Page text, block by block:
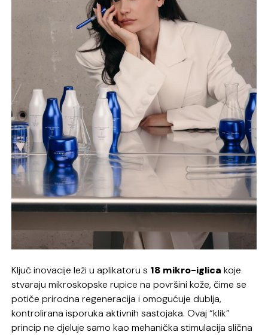
Ključ inovacije leži u aplikatoru s 18 mikro-iglica koje
stvaraju mikroskopske rupice na površini kože, čime se
potiče prirodna regeneracija i omogućuje dublja,
kontrolirana isporuka aktivnih sastojaka. Ovaj “klik”
princip ne djeluje samo kao mehanička stimulacija slična